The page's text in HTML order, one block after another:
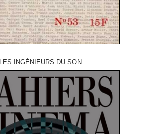
LES INGÉNIEURS DU SON